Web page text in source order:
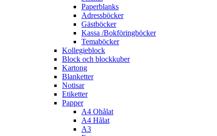
Paperblanks
Adressböcker
Gästböcker
Kassa /Bokföringböcker
Temaböcker
Kollegieblock
Block och blockkuber
Kartong
Blanketter
Notisar
Etiketter
Papper
A4 Ohålat
A4 Hålat
A3